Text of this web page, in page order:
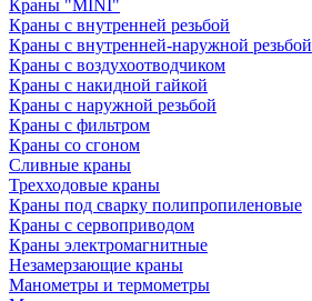
Краны "MINI"
Краны с внутренней резьбой
Краны с внутренней-наружной резьбой
Краны с воздухоотводчиком
Краны с накидной гайкой
Краны с наружной резьбой
Краны с фильтром
Краны со сгоном
Сливные краны
Трехходовые краны
Краны под сварку полипропиленовые
Краны с сервоприводом
Краны электромагнитные
Незамерзающие краны
Манометры и термометры